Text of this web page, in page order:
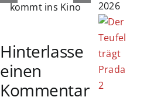
the Dying
Hinterlasse
einen
Kommentar
2026